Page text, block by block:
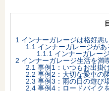
フォト
販売
スマー
1 インナーガレージは格好悪
1.1 インナーガレージがあ
1.1.1 インナーガレー
2 インナーガレージ生活を満
2.1 事例1：いつもお出掛
2.2 事例2：大切な愛車の
2.3 事例3：雨の日の遊び
2.4 事例4：ロードバイク